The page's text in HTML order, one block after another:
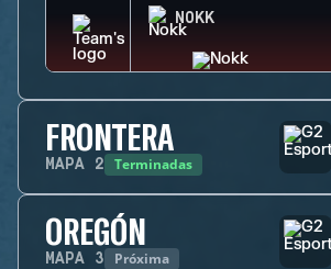
NOKK
FRONTERA
MAPA 2 Terminadas
OREGÓN
MAPA 3 Próxima